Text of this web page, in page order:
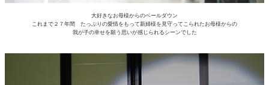
大好きなお母様からのベールダウン
これまで２７年間 たっぷりの愛情をもって新婦様を見守ってこられたお母様からの
我が子の幸せを願う思いが感じられるシーンでした